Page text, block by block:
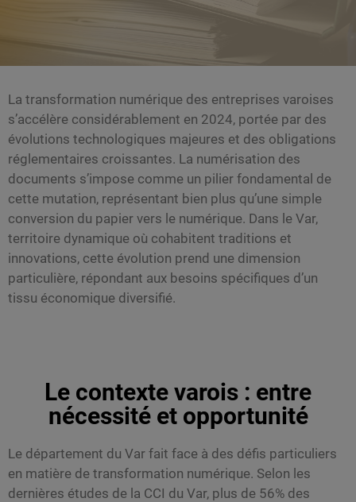
La transformation numérique des entreprises varoises
s’accélère considérablement en 2024, portée par des
évolutions technologiques majeures et des obligations
réglementaires croissantes. La numérisation des
documents s’impose comme un pilier fondamental de
cette mutation, représentant bien plus qu’une simple
conversion du papier vers le numérique. Dans le Var,
territoire dynamique où cohabitent traditions et
innovations, cette évolution prend une dimension
particulière, répondant aux besoins spécifiques d’un
tissu économique diversifié.
Le contexte varois : entre
nécessité et opportunité
Le département du Var fait face à des défis particuliers
en matière de transformation numérique. Selon les
dernières études de la CCI du Var, plus de 56% des